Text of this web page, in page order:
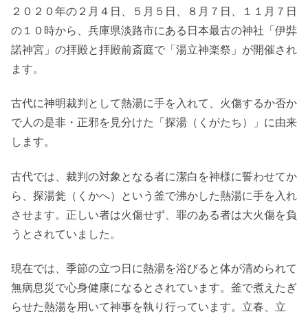
２０２０年の２月４日、５月５日、８月７日、１１月７日
の１０時から、兵庫県淡路市にある日本最古の神社「伊弉
諾神宮」の拝殿と拝殿前斎庭で「湯立神楽祭」が開催され
ます。
古代に神明裁判として熱湯に手を入れて、火傷するか否か
で人の是非・正邪を見分けた「探湯（くがたち）」に由来
します。
古代では、裁判の対象となる者に潔白を神様に誓わせてか
ら、探湯瓮（くかへ）という釜で沸かした熱湯に手を入れ
させます。正しい者は火傷せず、罪のある者は大火傷を負
うとされていました。
現在では、季節の立つ日に熱湯を浴びると体が清められて
無病息災で心身健康になるとされています。釜で煮えたぎ
らせた熱湯を用いて神事を執り行っています。立春、立